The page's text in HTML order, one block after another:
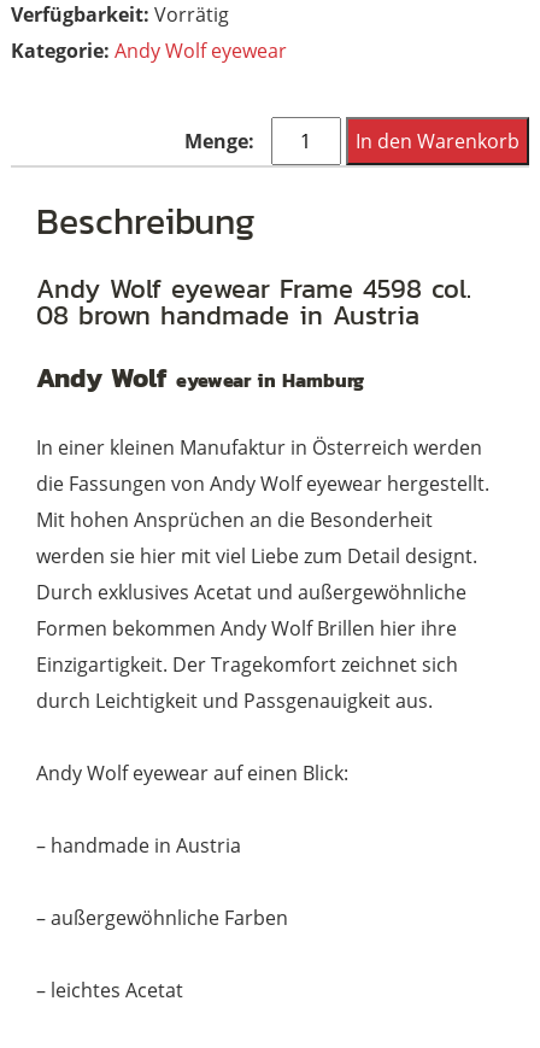
Vorrätig
Kategorie: Andy Wolf eyewear
Andy
Wolf
4598
col.
brown
In den Warenkorb
Beschreibung
Andy Wolf eyewear Frame 4598 col.
08 brown handmade in Austria
Andy Wolf eyewear in Hamburg
In einer kleinen Manufaktur in Österreich werden
die Fassungen von Andy Wolf eyewear hergestellt.
Mit hohen Ansprüchen an die Besonderheit
werden sie hier mit viel Liebe zum Detail designt.
Durch exklusives Acetat und außergewöhnliche
Formen bekommen Andy Wolf Brillen hier ihre
Einzigartigkeit. Der Tragekomfort zeichnet sich
durch Leichtigkeit und Passgenauigkeit aus.
Andy Wolf eyewear auf einen Blick:
– handmade in Austria
– außergewöhnliche Farben
– leichtes Acetat